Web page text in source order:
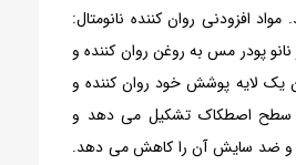
افزودنی روان کننده نانومتال:
پودر مس به روغن روان کننده و
یک لایه پوشش خود روان کننده و
سطح اصطکاک تشکیل می دهد و
و ضد سایش آن را کاهش می دهد.